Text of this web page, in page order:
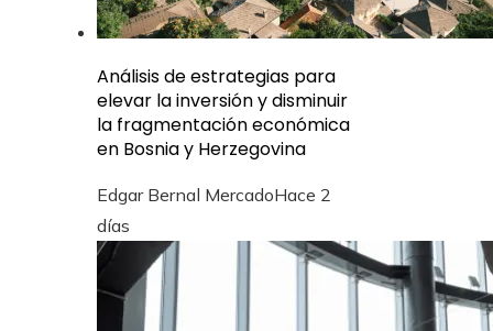
Análisis de estrategias para
elevar la inversión y disminuir
la fragmentación económica
en Bosnia y Herzegovina
Edgar Bernal MercadoHace 2
días